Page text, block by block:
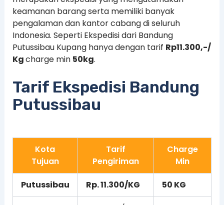
keamanan barang serta memiliki banyak
pengalaman dan kantor cabang di seluruh
Indonesia. Seperti Ekspedisi dari Bandung
Putussibau Kupang hanya dengan tarif Rp11.300,-/
Kgcharge min 50kg.
Tarif Ekspedisi Bandung
Putussibau
Kota
Tujuan
Tarif
Pengiriman
Charge
Min
Putussibau Rp. 11.300/KG 50 KG